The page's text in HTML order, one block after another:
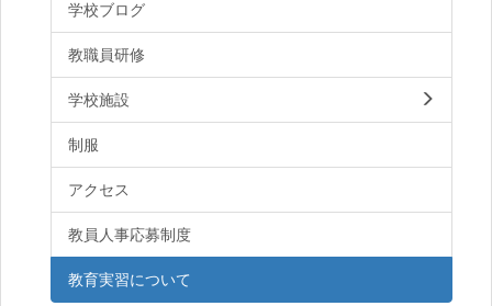
学校ブログ
教職員研修
学校施設
制服
アクセス
教員人事応募制度
教育実習について